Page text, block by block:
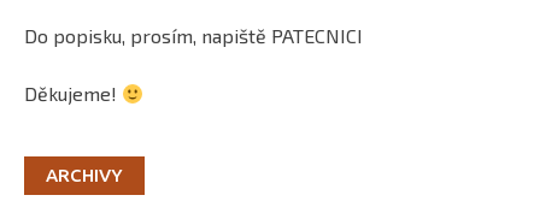
Do popisku, prosím, napiště PATECNICI
Děkujeme!
ARCHIVY